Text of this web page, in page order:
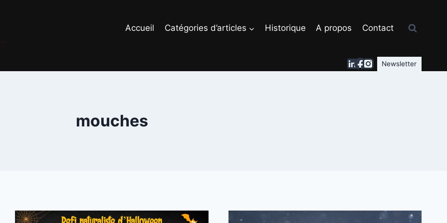
Accueil Catégories d’articles Historique A propos Contact
Newsletter
mouches